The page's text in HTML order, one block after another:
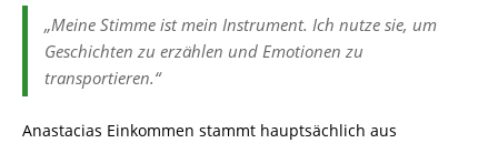
„Meine Stimme ist mein Instrument. Ich nutze sie, um
Geschichten zu erzählen und Emotionen zu
transportieren.“
Anastacias Einkommen stammt hauptsächlich aus